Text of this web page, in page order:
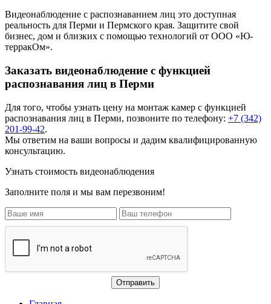
Видеонаблюдение с распознаванием лиц это доступная
реальность для Перми и Пермского края. Защитите свой
бизнес, дом и близких с помощью технологий от ООО «Ю-
терракОм».
Заказать видеонаблюдение с функцией
распознавания лиц в Перми
Для того, чтобы узнать цену на монтаж камер с функцией
распознавания лиц в Перми, позвоните по телефону: +7 (342)
201-99-42.
Мы ответим на ваши вопросы и дадим квалифицированную
консультацию.
Узнать стоимость видеонаблюдения
Заполните поля и мы вам перезвоним!